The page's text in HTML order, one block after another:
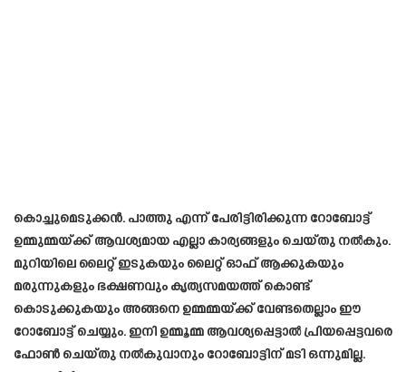
കൊച്ചുമെടുക്കൻ. പാത്തു എന്ന് പേരിട്ടിരിക്കുന്ന റോബോട്ട്
ഉമ്മുമ്മയ്ക്ക് ആവശ്യമായ എല്ലാ കാര്യങ്ങളും ചെയ്തു നൽകും.
മുറിയിലെ ലൈറ്റ് ഇടുകയും ലൈറ്റ് ഓഫ് ആക്കുകയും
മരുന്നുകളും ഭക്ഷണവും കൃത്യസമയത്ത് കൊണ്ട്
കൊടുക്കുകയും അങ്ങനെ ഉമ്മമ്മയ്ക്ക് വേണ്ടതെല്ലാം ഈ
റോബോട്ട് ചെയ്യും. ഇനി ഉമ്മൂമ്മ ആവശ്യപ്പെട്ടാൽ പ്രിയപ്പെട്ടവരെ
ഫോൺ ചെയ്തു നൽകുവാനും റോബോട്ടിന് മടി ഒന്നുമില്ല.